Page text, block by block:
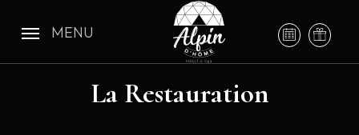
content
MENU
La Restauration